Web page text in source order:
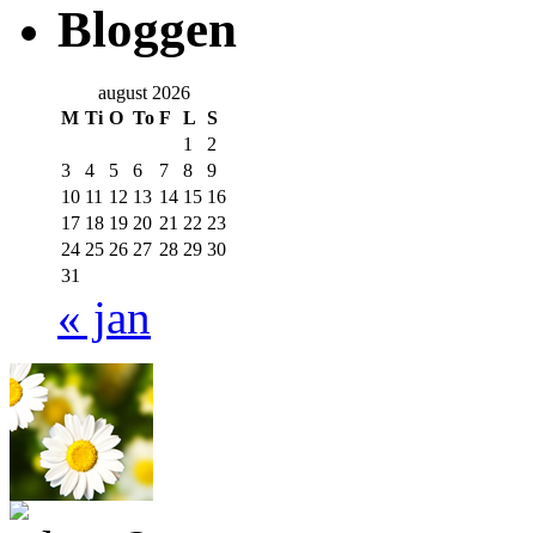
Bloggen
august 2026
M Ti O To F L S
1
2
3
4 5 6 7 8
9
10 11 12 13 14 15 16
17 18 19 20 21 22 23
24 25 26 27 28 29 30
31
« jan